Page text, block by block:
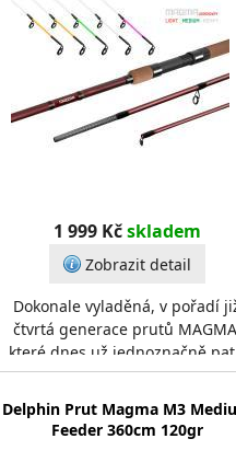
1 999 Kč skladem
Zobrazit detail
Dokonale vyladěná, v pořadí
čtvrtá generace prutů
které dnes už jednoznačně
mezi legendy na feederové
Delphin Prut Magma M3
Feeder 360cm 120gr